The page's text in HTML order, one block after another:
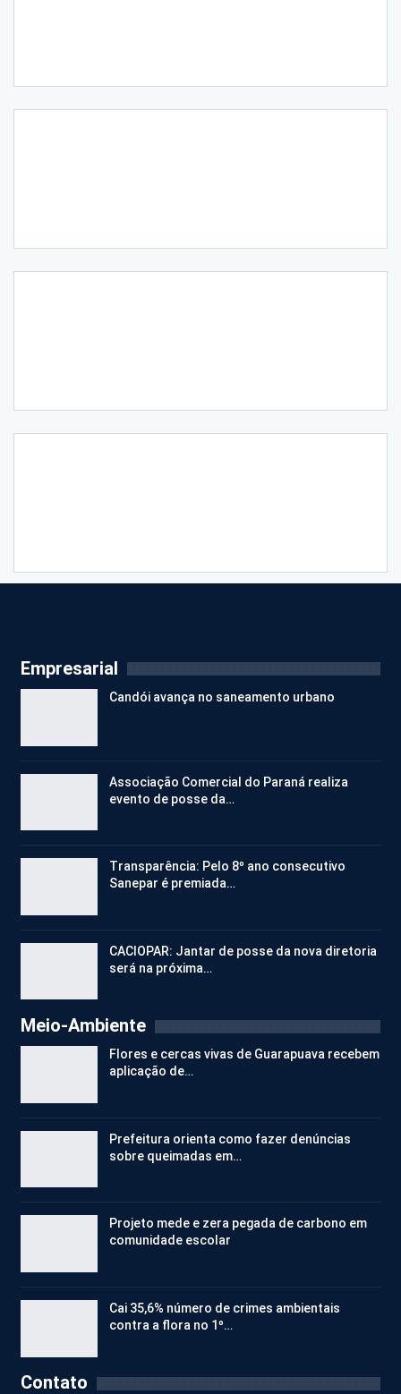
Empresarial
Candói avança no saneamento urbano
Associação Comercial do Paraná realiza
evento de posse da…
Transparência: Pelo 8º ano consecutivo
Sanepar é premiada…
CACIOPAR: Jantar de posse da nova diretoria
será na próxima…
Meio-Ambiente
Flores e cercas vivas de Guarapuava recebem
aplicação de…
Prefeitura orienta como fazer denúncias
sobre queimadas em…
Projeto mede e zera pegada de carbono em
comunidade escolar
Cai 35,6% número de crimes ambientais
contra a flora no 1º…
Contato